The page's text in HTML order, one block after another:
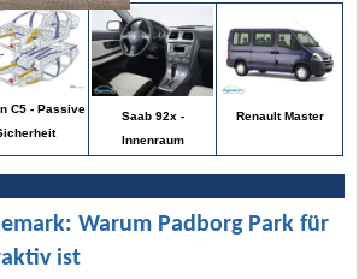
C5 - Passive
Saab 92x -
Innenraum
Renault Master
Warum Padborg Park für
ist